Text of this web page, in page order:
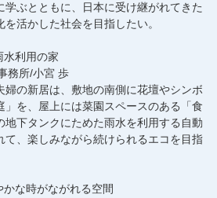
学ぶとともに、日本に受け継がれてきた
活かした社会を目指したい。
水利用の家
務所/小宮 歩
婦の新居は、敷地の南側に花壇やシンボ
」を、屋上には菜園スペースのある「食
地下タンクにためた雨水を利用する自動
て、楽しみながら続けられるエコを目指
な時がながれる空間